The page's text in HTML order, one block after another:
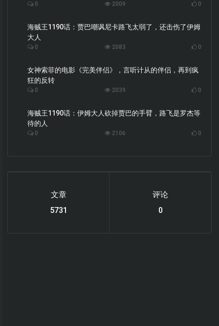
0 2009 0
海贼王1190话：贾巴嘲讽尼卡路飞太弱了，还击伤了伊姆
大人
0 2083 0
女神索菲的电影《完美伴侣》，言听计从的伴侣，再到疯
狂的反转
0 2039 0
海贼王1190话：伊姆大人砍掉贾巴的手臂，路飞是罗杰等
待的人
0 2106 0
文章
6119
评论
0